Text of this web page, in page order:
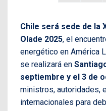
Chile será sede de la
Olade 2025, el
energético en América
se realizará en
septiembre y el 3 de
ministros, autoridades,
internacionales para